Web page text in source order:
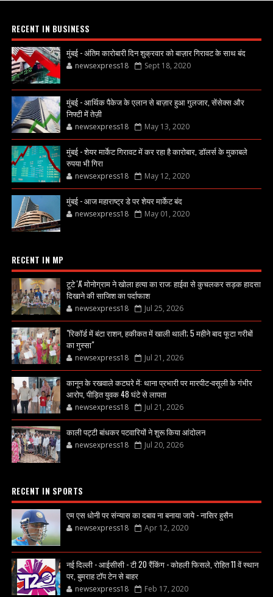
RECENT IN BUSINESS
मुंबई - अंतिम कारोबारी दिन शुक्रवार को बाज़ार गिरावट के साथ बंद
newsexpress18 Sept 18, 2020
मुंबई - आर्थिक पैकेज के एलान से बाज़ार हुआ गुलजार, सेंसेक्स और
निफ्टी में तेज़ी
newsexpress18 May 13, 2020
मुंबई - शेयर मार्केट गिरावट में कर रहा है कारोबार, डॉलर्स के मुकाबले
रुपया भी गिरा
newsexpress18 May 12, 2020
मुंबई - आज महाराष्ट्र डे पर शेयर मार्केट बंद
newsexpress18 May 01, 2020
RECENT IN MP
टूटे 'A' मोनोग्राम ने खोला हत्या का राज: हाईवा से कुचलकर सड़क हादसा
दिखाने की साजिश का पर्दाफाश
newsexpress18 Jul 25, 2026
"रिकॉर्ड में बंटा राशन, हकीकत में खाली थाली; 5 महीने बाद फूटा गरीबों
का गुस्सा"
newsexpress18 Jul 21, 2026
कानून के रखवाले कटघरे में: थाना प्रभारी पर मारपीट-वसूली के गंभीर
आरोप, पीड़ित युवक 48 घंटे से लापता
newsexpress18 Jul 21, 2026
काली पट्टी बांधकर पटवारियों ने शुरू किया आंदोलन
newsexpress18 Jul 20, 2026
RECENT IN SPORTS
एम एस धोनी पर संन्यास का दबाव ना बनाया जाये - नासिर हुसैन
newsexpress18 Apr 12, 2020
नई दिल्ली - आईसीसी - टी 20 रैंकिंग - कोहली फिसले, रोहित 11 वें स्थान
पर, बुमराह टॉप टेन से बाहर
newsexpress18 Feb 17, 2020